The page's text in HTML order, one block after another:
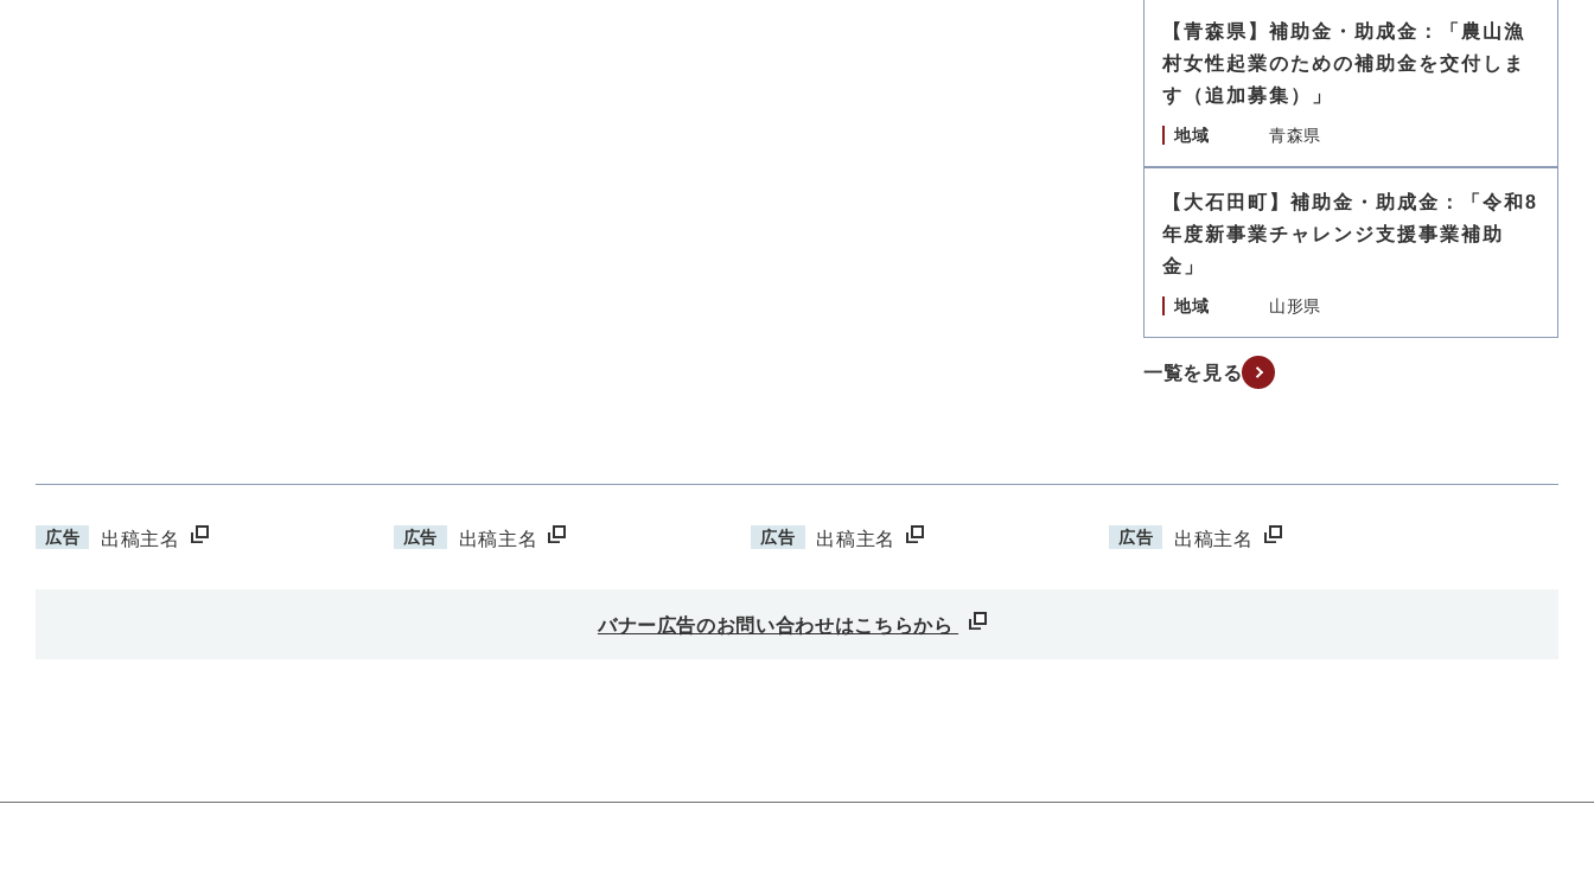
【青森県】補助金・助成金：「農山漁
村女性起業のための補助金を交付しま
す（追加募集）」
地域 青森県
【大石田町】補助金・助成金：「令和8
年度新事業チャレンジ支援事業補助
金」
地域 山形県
一覧を見る
広告 出稿主名 広告 出稿主名 広告 出稿主名 広告 出稿主名
バナー広告のお問い合わせはこちらから